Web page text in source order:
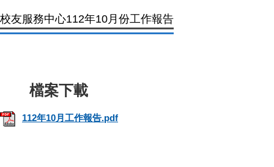
校友服務中心112年10月份工作報告
112年10月工作報告.pdf